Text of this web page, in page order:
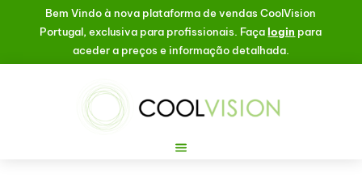
Bem Vindo à nova plataforma de vendas CoolVision
Portugal, exclusiva para profissionais. Façalogin para
aceder a preços e informação detalhada.